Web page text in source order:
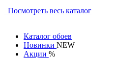
Посмотреть весь каталог
Каталог обоев
Новинки NEW
Акции %